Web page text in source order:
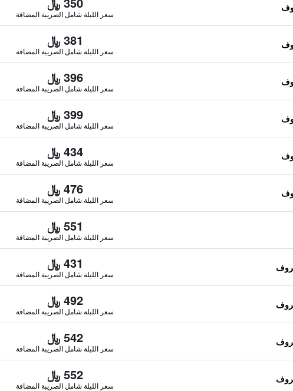
سعر الليلة شامل الصريبة المضافة
381 ﷼
سعر الليلة شامل الصريبة المضافة
396 ﷼
سعر الليلة شامل الصريبة المضافة
399 ﷼
سعر الليلة شامل الصريبة المضافة
434 ﷼
سعر الليلة شامل الصريبة المضافة
476 ﷼
سعر الليلة شامل الصريبة المضافة
551 ﷼
سعر الليلة شامل الصريبة المضافة
431 ﷼
سعر الليلة شامل الصريبة المضافة
492 ﷼
سعر الليلة شامل الصريبة المضافة
542 ﷼
سعر الليلة شامل الصريبة المضافة
552 ﷼
سعر الليلة شامل الصريبة المضافة